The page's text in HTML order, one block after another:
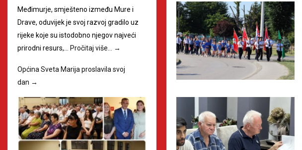
Međimurje, smješteno između Mure i
Drave, oduvijek je svoj razvoj gradilo uz
rijeke koje su istodobno njegov najveći
prirodni resurs,…
Pročitaj više… →
Općina Sveta Marija proslavila svoj
dan →